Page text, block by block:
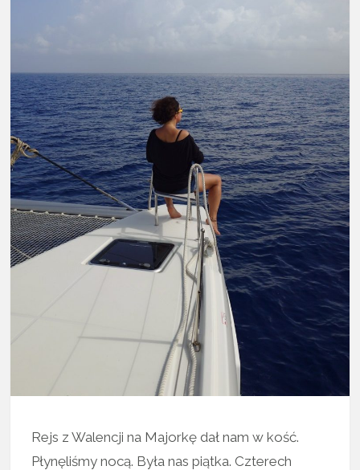
Rejs z Walencji na Majorkę dał nam w kość.
Płynęliśmy nocą. Była nas piątka. Czterech